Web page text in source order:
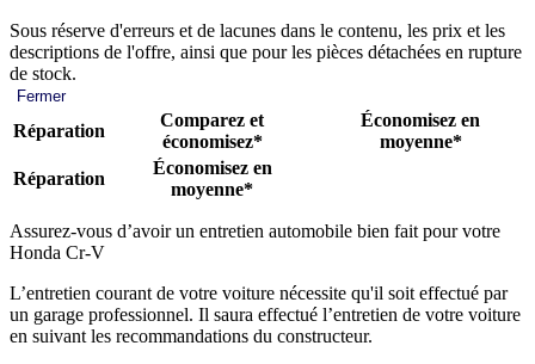
Sous réserve d'erreurs et de lacunes dans le contenu, les prix et les
descriptions de l'offre, ainsi que pour les pièces détachées en rupture
de stock.
Fermer
Réparation
Comparez et
économisez*
Économisez en
moyenne*
Réparation
Économisez en
moyenne*
Assurez-vous d’avoir un entretien automobile bien fait pour votre
Honda Cr-V
L’entretien courant de votre voiture nécessite qu'il soit effectué par
un garage professionnel. Il saura effectué l’entretien de votre voiture
en suivant les recommandations du constructeur.